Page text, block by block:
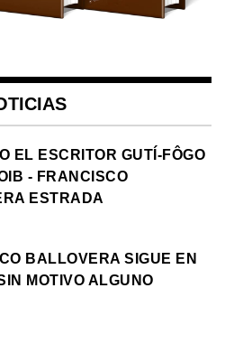
EL ESCRITOR GUTÍ-FÔGO
- FRANCISCO
ESTRADA
BALLOVERA SIGUE EN
MOTIVO ALGUNO